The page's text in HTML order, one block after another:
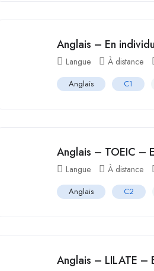
Anglais – En
Langue À distance
Anglais C1
Anglais – TOEIC –
Langue À distance
Anglais C2
Anglais – LILATE –